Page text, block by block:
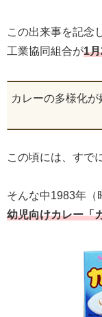
この出来事を記念
工業協同組合が1
カレーの多様化
この頃には、すで
そんな中1983年（
幼児向けカレー「